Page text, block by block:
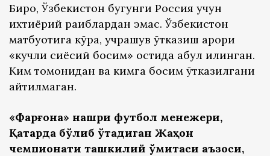
Бироқ, Ўзбекистон бугунги Россия учун
ихтиёрий рақиблардан эмас. Ўзбекистон
матбуотига кўра, учрашув ўтказиш қарори
«кучли сиёсий босим» остида қабул қилинган.
Ким томонидан ва кимга босим ўтказилгани
айтилмаган.
«Фарғона» нашри футбол менежери,
Қатарда бўлиб ўтадиган Жаҳон
чемпионати ташкилий қўмитаси аъзоси,